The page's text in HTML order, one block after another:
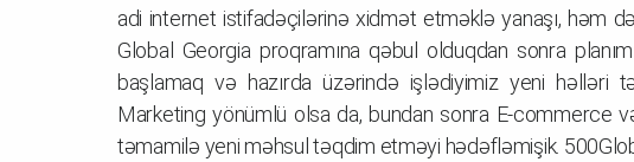
adi internet istifadəçilərinə xidmət etməklə yanaşı, həm
Global Georgia proqramına qəbul olduqdan sonra
başlamaq və hazırda üzərində işlədiyimiz yeni həlləri
Marketing yönümlü olsa da, bundan sonra E-commerce
təmamilə yeni məhsul təqdim etməyi hədəfləmişik.